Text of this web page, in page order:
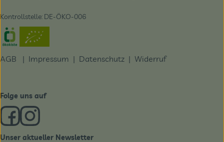
Kontrollstelle: DE-ÖKO-006
Externer Link zu https://www.oekokiste.de/
AGB | Impressum | Datenschutz | Widerruf
Folge uns auf
Externer Link zu https://www.facebook.com/derBiobote/
Externer Link zu https://www.instagram.com/
Unser aktueller Newsletter